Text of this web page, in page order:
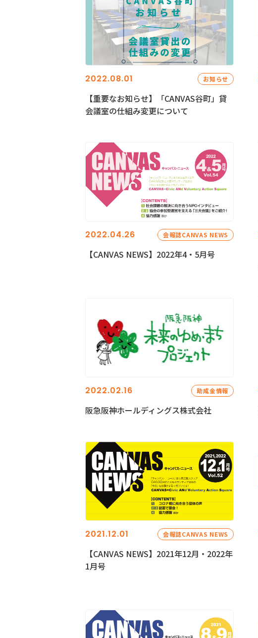
2022.08.01 お知らせ
【重要なお知らせ】「CANVAS谷町」貸
会議室の仕組み変更について
2022.04.26 会報誌CANVAS NEWS
【CANVAS NEWS】2022年4・5月号
2022.02.16 助成金情報
阪急阪神ホールディングス株式会社
2021.12.01 会報誌CANVAS NEWS
【CANVAS NEWS】2021年12月・2022年
1月号